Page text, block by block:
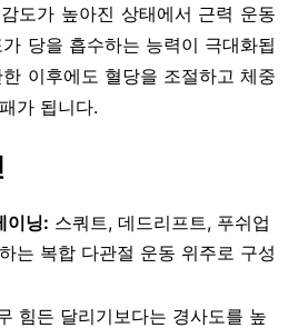
도가 높아진 상태에서 근력 운동
당을 흡수하는 능력이 극대화됩
이후에도 혈당을 조절하고 체중
가 됩니다.
이닝: 스쿼트, 데드리프트, 푸쉬업
는 복합 다관절 운동 위주로 구성
힘든 달리기보다는 경사도를 높